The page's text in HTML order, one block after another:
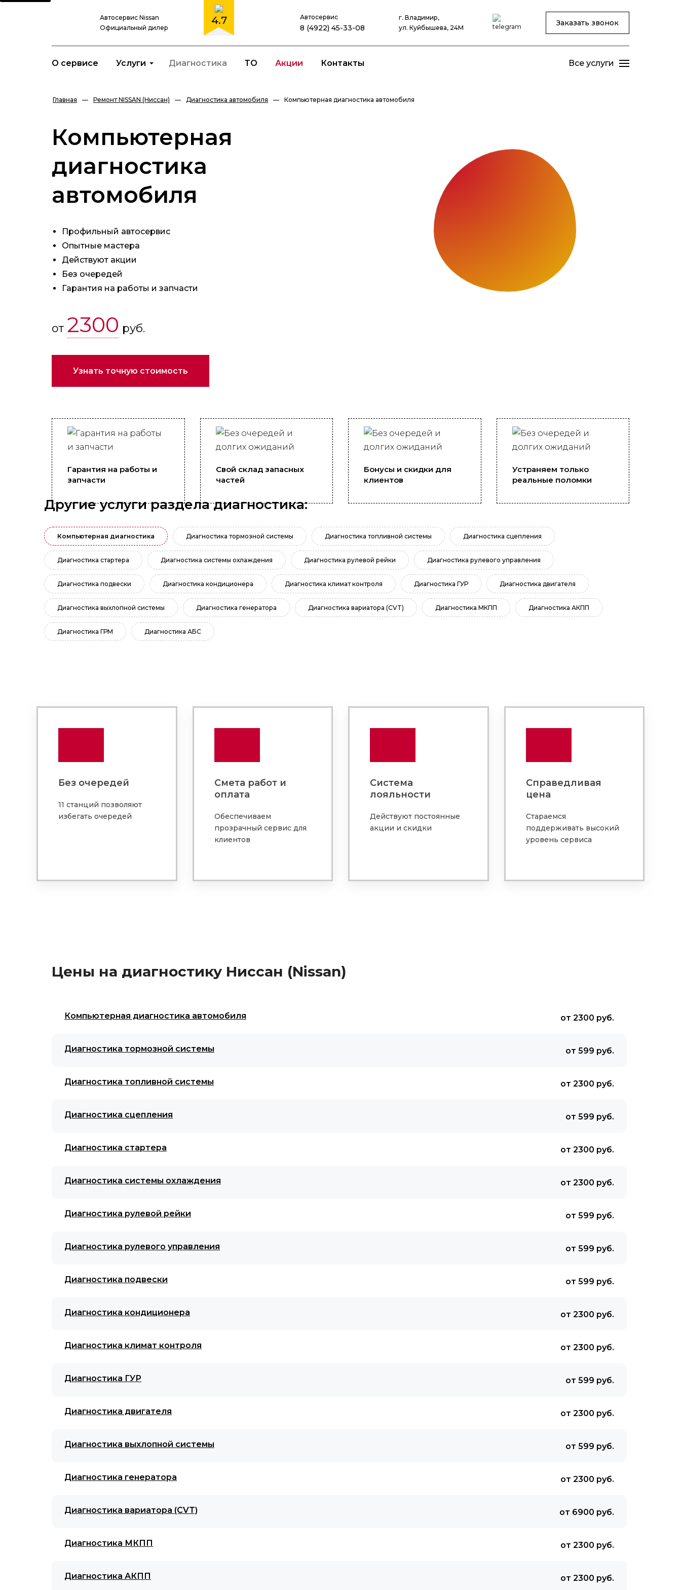
Автосервис Nissan
Официальный дилер
4.7 Автосервис
8 (4922) 45-33-08
г. Владимир,
ул. Куйбышева, 24М
Заказать звонок
О сервисе Услуги Диагностика ТО Акции Контакты Все услуги
Главная — Ремонт NISSAN (Ниссан) — Диагностика автомобиля — Компьютерная диагностика автомобиля
Компьютерная
диагностика
автомобиля
Профильный автосервис
Опытные мастера
Действуют акции
Без очередей
Гарантия на работы и запчасти
от 2300 руб.
Узнать точную стоимость
Гарантия на работы и
запчасти
Свой склад запасных
частей
Бонусы и скидки для
клиентов
Устраняем только
реальные поломки
Другие услуги раздела диагностика:
Компьютерная диагностика Диагностика тормозной системы Диагностика топливной системы Диагностика сцепления
Диагностика стартера Диагностика системы охлаждения Диагностика рулевой рейки Диагностика рулевого управления
Диагностика подвески Диагностика кондиционера Диагностика климат контроля Диагностика ГУР Диагностика двигателя
Диагностика выхлопной системы Диагностика генератора Диагностика вариатора (CVT) Диагностика МКПП Диагностика АКПП
Диагностика ГРМ Диагностика АБС
Без очередей
11 станций позволяют
избегать очередей
Смета работ и
оплата
Обеспечиваем
прозрачный сервис для
клиентов
Система
лояльности
Действуют постоянные
акции и скидки
Справедливая
цена
Стараемся
поддерживать высокий
уровень сервиса
Цены на диагностику Ниссан (Nissan)
Компьютерная диагностика автомобиля от 2300 руб.
Диагностика тормозной системы от 599 руб.
Диагностика топливной системы от 2300 руб.
Диагностика сцепления от 599 руб.
Диагностика стартера от 2300 руб.
Диагностика системы охлаждения от 2300 руб.
Диагностика рулевой рейки от 599 руб.
Диагностика рулевого управления от 599 руб.
Диагностика подвески от 599 руб.
Диагностика кондиционера от 2300 руб.
Диагностика климат контроля от 2300 руб.
Диагностика ГУР от 599 руб.
Диагностика двигателя от 2300 руб.
Диагностика выхлопной системы от 599 руб.
Диагностика генератора от 2300 руб.
Диагностика вариатора (CVT) от 6900 руб.
Диагностика МКПП от 2300 руб.
Диагностика АКПП от 2300 руб.